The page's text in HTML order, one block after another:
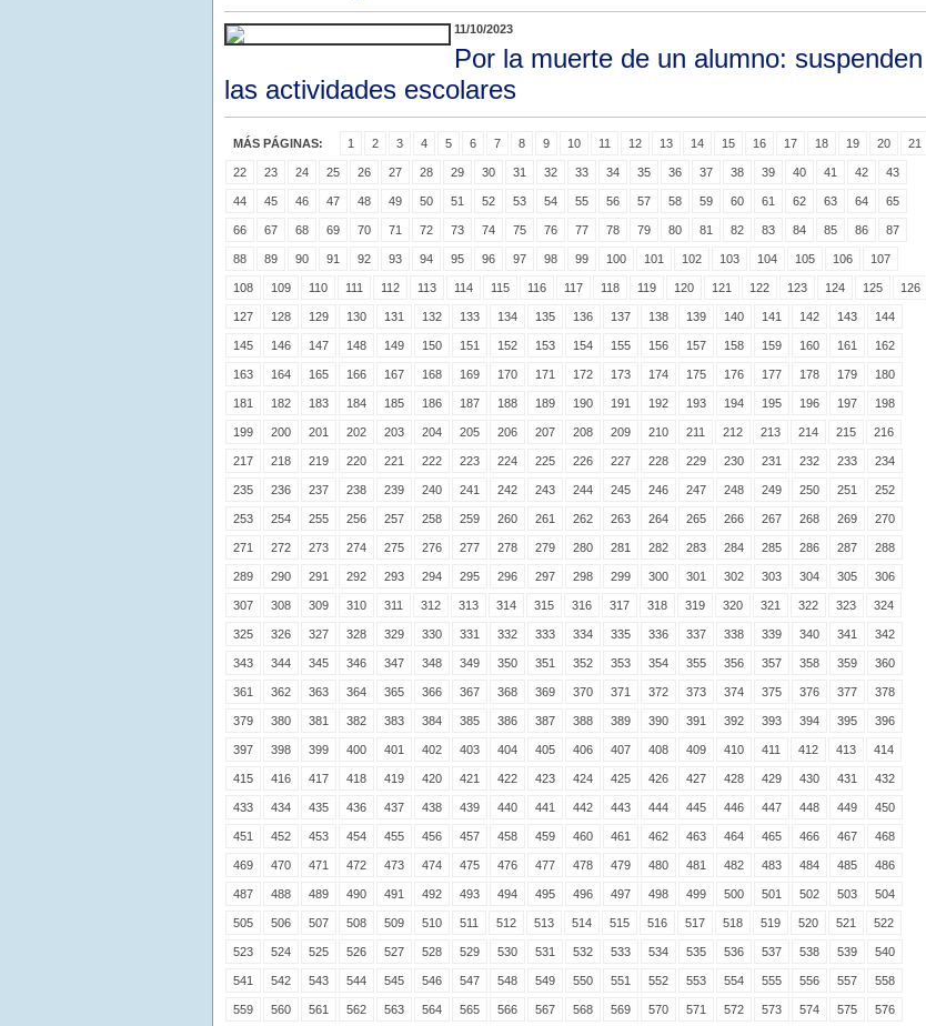
11/10/2023
Por la muerte de un alumno: suspenden
las actividades escolares
MÁS PÁGINAS: 1 2 3 4 5 6 7 8 9 10 11 12 13 14 15 16 17 18 19 20 21
22 23 24 25 26 27 28 29 30 31 32 33 34 35 36 37 38 39 40 41 42 43
44 45 46 47 48 49 50 51 52 53 54 55 56 57 58 59 60 61 62 63 64 65
66 67 68 69 70 71 72 73 74 75 76 77 78 79 80 81 82 83 84 85 86 87
88 89 90 91 92 93 94 95 96 97 98 99 100 101 102 103 104 105 106 107
108 109 110 111 112 113 114 115 116 117 118 119 120 121 122 123 124 125 126
127 128 129 130 131 132 133 134 135 136 137 138 139 140 141 142 143 144
145 146 147 148 149 150 151 152 153 154 155 156 157 158 159 160 161 162
163 164 165 166 167 168 169 170 171 172 173 174 175 176 177 178 179 180
181 182 183 184 185 186 187 188 189 190 191 192 193 194 195 196 197 198
199 200 201 202 203 204 205 206 207 208 209 210 211 212 213 214 215 216
217 218 219 220 221 222 223 224 225 226 227 228 229 230 231 232 233 234
235 236 237 238 239 240 241 242 243 244 245 246 247 248 249 250 251 252
253 254 255 256 257 258 259 260 261 262 263 264 265 266 267 268 269 270
271 272 273 274 275 276 277 278 279 280 281 282 283 284 285 286 287 288
289 290 291 292 293 294 295 296 297 298 299 300 301 302 303 304 305 306
307 308 309 310 311 312 313 314 315 316 317 318 319 320 321 322 323 324
325 326 327 328 329 330 331 332 333 334 335 336 337 338 339 340 341 342
343 344 345 346 347 348 349 350 351 352 353 354 355 356 357 358 359 360
361 362 363 364 365 366 367 368 369 370 371 372 373 374 375 376 377 378
379 380 381 382 383 384 385 386 387 388 389 390 391 392 393 394 395 396
397 398 399 400 401 402 403 404 405 406 407 408 409 410 411 412 413 414
415 416 417 418 419 420 421 422 423 424 425 426 427 428 429 430 431 432
433 434 435 436 437 438 439 440 441 442 443 444 445 446 447 448 449 450
451 452 453 454 455 456 457 458 459 460 461 462 463 464 465 466 467 468
469 470 471 472 473 474 475 476 477 478 479 480 481 482 483 484 485 486
487 488 489 490 491 492 493 494 495 496 497 498 499 500 501 502 503 504
505 506 507 508 509 510 511 512 513 514 515 516 517 518 519 520 521 522
523 524 525 526 527 528 529 530 531 532 533 534 535 536 537 538 539 540
541 542 543 544 545 546 547 548 549 550 551 552 553 554 555 556 557 558
559 560 561 562 563 564 565 566 567 568 569 570 571 572 573 574 575 576